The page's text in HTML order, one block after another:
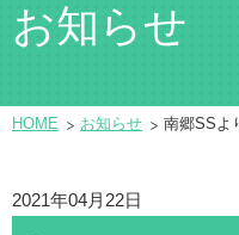
お知らせ
HOME お知らせ 南郷SSよ
2021年04月22日